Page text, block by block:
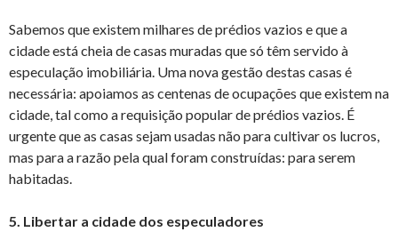
Sabemos que existem milhares de prédios vazios e que a
cidade está cheia de casas muradas que só têm servido à
especulação imobiliária. Uma nova gestão destas casas é
necessária: apoiamos as centenas de ocupações que existem na
cidade, tal como a requisição popular de prédios vazios. É
urgente que as casas sejam usadas não para cultivar os lucros,
mas para a razão pela qual foram construídas: para serem
habitadas.
5. Libertar a cidade dos especuladores